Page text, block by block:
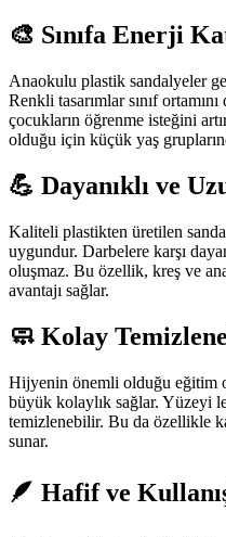
🎨 Sınıfa Enerji
Anaokulu plastik sandalyeler
Renkli tasarımlar sınıf
çocukların öğrenme isteğini
olduğu için küçük yaş
💪 Dayanıklı ve
Kaliteli plastikten üretilen
uygundur. Darbelere karşı
oluşmaz. Bu özellik, kreş ve
avantajı sağlar.
🧼 Kolay
Hijyenin önemli olduğu eğitim
büyük kolaylık sağlar. Yüzeyi
temizlenebilir. Bu da özellikle
sunar.
🪶 Hafif ve